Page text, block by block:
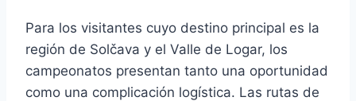
Para los visitantes cuyo destino principal es la
región de Solčava y el Valle de Logar, los
campeonatos presentan tanto una oportunidad
como una complicación logística. Las rutas de